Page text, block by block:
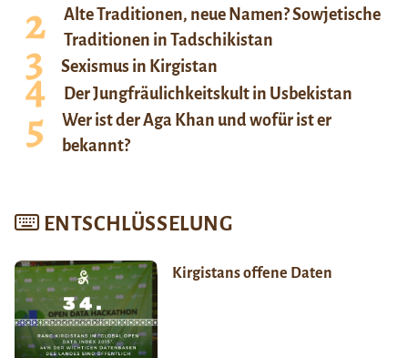
Alte Traditionen, neue Namen? Sowjetische
Traditionen in Tadschikistan
Sexismus in Kirgistan
Der Jungfräulichkeitskult in Usbekistan
Wer ist der Aga Khan und wofür ist er
bekannt?
ENTSCHLÜSSELUNG
Kirgistans offene Daten